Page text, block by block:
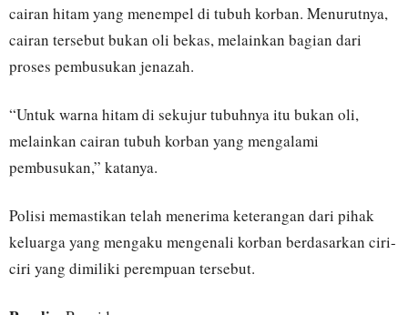
cairan hitam yang menempel di tubuh korban. Menurutnya,
cairan tersebut bukan oli bekas, melainkan bagian dari
proses pembusukan jenazah.
“Untuk warna hitam di sekujur tubuhnya itu bukan oli,
melainkan cairan tubuh korban yang mengalami
pembusukan,” katanya.
Polisi memastikan telah menerima keterangan dari pihak
keluarga yang mengaku mengenali korban berdasarkan ciri-
ciri yang dimiliki perempuan tersebut.